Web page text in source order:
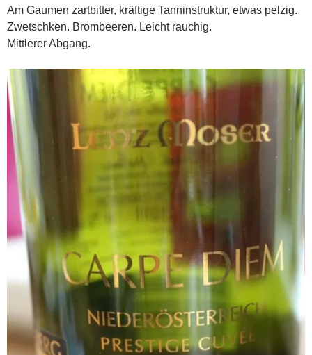
Am Gaumen zartbitter, kräftige Tanninstruktur, etwas pelzig.
Zwetschken. Brombeeren. Leicht rauchig.
Mittlerer Abgang.